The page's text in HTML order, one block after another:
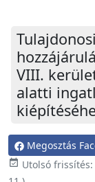
VIII.
alatti
Megosztás
event_available Utolsó frissítés: